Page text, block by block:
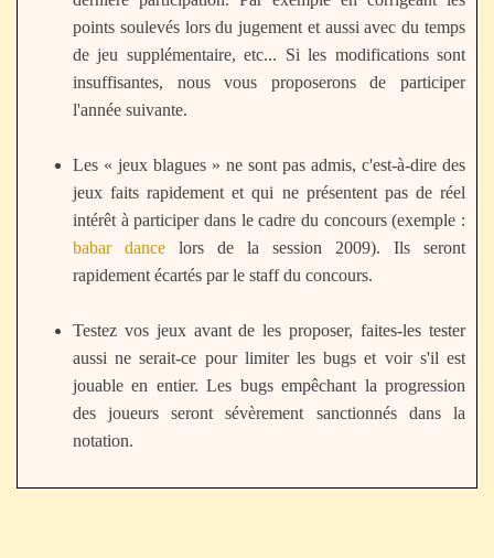
points soulevés lors du jugement et aussi avec du temps
de jeu supplémentaire, etc... Si les modifications sont
insuffisantes, nous vous proposerons de participer
l'année suivante.
Les « jeux blagues » ne sont pas admis, c'est-à-dire des
jeux faits rapidement et qui ne présentent pas de réel
intérêt à participer dans le cadre du concours (exemple :
babar dance lors de la session 2009). Ils seront
rapidement écartés par le staff du concours.
Testez vos jeux avant de les proposer, faites-les tester
aussi ne serait-ce pour limiter les bugs et voir s'il est
jouable en entier. Les bugs empêchant la progression
des joueurs seront sévèrement sanctionnés dans la
notation.